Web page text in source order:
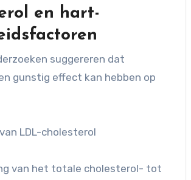
en hart-
suggereren dat
gunstig effect kan hebben op
van LDL-cholesterol